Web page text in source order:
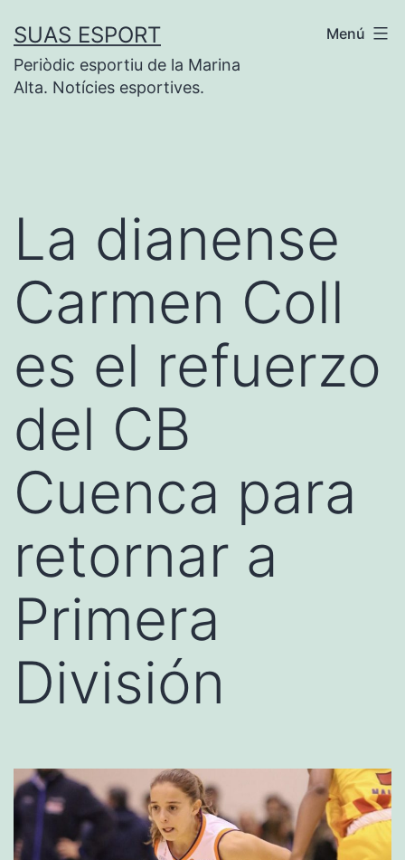
contenido
SUAS ESPORT
Periòdic esportiu de la Marina
Alta. Notícies esportives.
Menú
La dianense
Carmen Coll
es el refuerzo
del CB
Cuenca para
retornar a
Primera
División